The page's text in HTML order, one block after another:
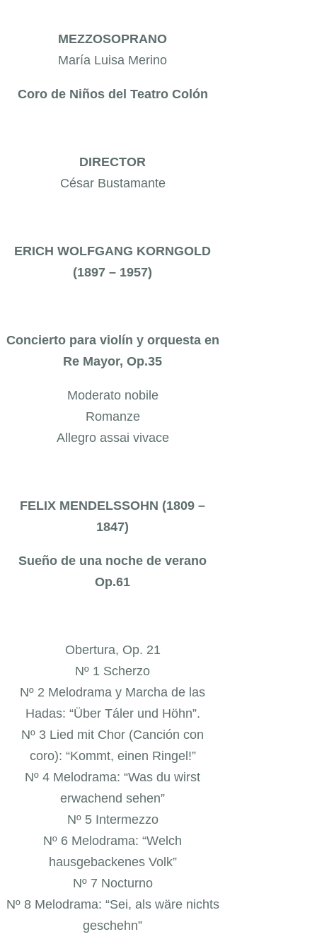
MEZZOSOPRANO
María Luisa Merino
Coro de Niños del Teatro Colón
DIRECTOR
César Bustamante
ERICH WOLFGANG KORNGOLD
(1897 – 1957)
Concierto para violín y orquesta en
Re Mayor, Op.35
Moderato nobile
Romanze
Allegro assai vivace
FELIX MENDELSSOHN (1809 –
1847)
Sueño de una noche de verano
Op.61
Obertura, Op. 21
Nº 1 Scherzo
Nº 2 Melodrama y Marcha de las
Hadas: “Über Táler und Höhn”.
Nº 3 Lied mit Chor (Canción con
coro): “Kommt, einen Ringel!”
Nº 4 Melodrama: “Was du wirst
erwachend sehen”
Nº 5 Intermezzo
Nº 6 Melodrama: “Welch
hausgebackenes Volk”
Nº 7 Nocturno
Nº 8 Melodrama: “Sei, als wäre nichts
geschehn”